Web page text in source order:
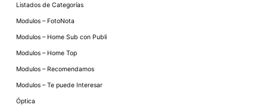
Listados de Categorías
Modulos – FotoNota
Modulos – Home Sub con Publi
Modulos – Home Top
Modulos – Recomendamos
Modulos – Te puede Interesar
Óptica